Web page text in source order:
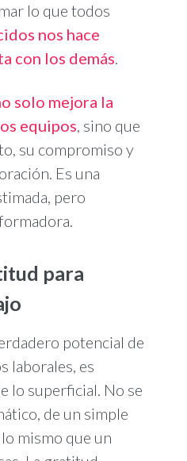
lo que todos
nos hace
con los demás.
solo mejora la
equipos, sino que
su compromiso y
Es una
pero
para
potencial de
laborales, es
lo superficial. No se
de un simple
lo mismo que un